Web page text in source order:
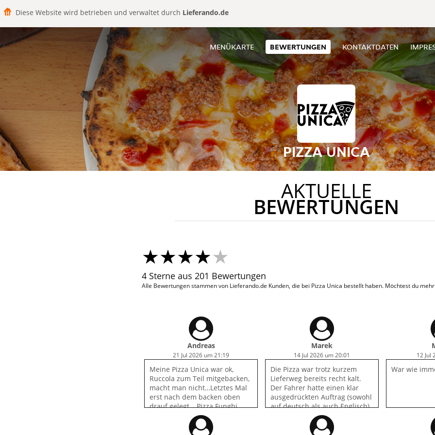
Diese Website wird betrieben und verwaltet durch Lieferando.de
MENÜKARTE BEWERTUNGEN KONTAKTDATEN
PIZZA UNICA
AKTUELLE
BEWERTUNGEN
4 Sterne aus 201 Bewertungen
Alle Bewertungen stammen von Lieferando.de Kunden, die bei Pizza Unica bestellt haben. Möchtest du
Andreas
21 Jul 2026 um 21:19
Meine Pizza Unica war ok,
Ruccola zum Teil mitgebacken,
macht man nicht…Letztes Mal
erst nach dem backen oben
drauf gelegt …Pizza Funghi
Pilze schwarz das hatten wir
schon mal besser …
Marek
14 Jul 2026 um 20:01
Die Pizza war trotz kurzem
Lieferweg bereits recht kalt.
Der Fahrer hatte einen klar
ausgedrückten Auftrag (sowohl
auf deutsch als auch Englisch),
dass er bitte nicht klingeln
sondern anrufen solle. Dazu
12 Jul
War wie